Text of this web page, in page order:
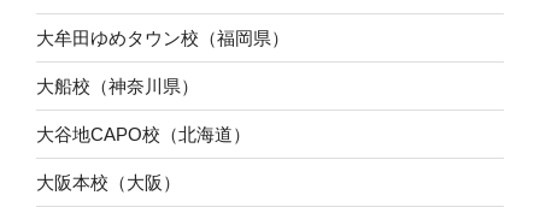
大牟田ゆめタウン校（福岡県）
大船校（神奈川県）
大谷地CAPO校（北海道）
大阪本校（大阪）